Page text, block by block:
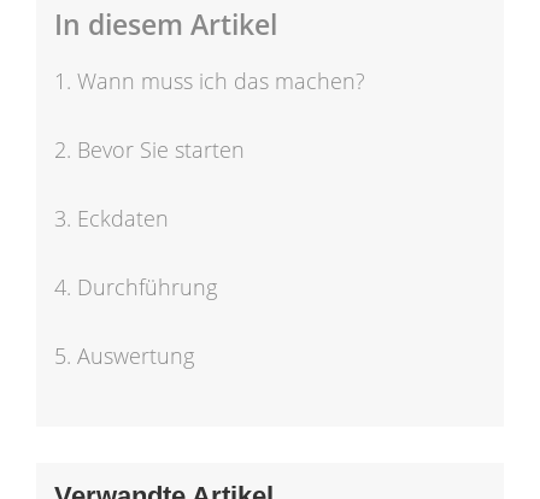
In diesem Artikel
1. Wann muss ich das machen?
2. Bevor Sie starten
3. Eckdaten
4. Durchführung
5. Auswertung